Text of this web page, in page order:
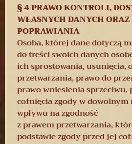
​§ 4 PRAWO KONTROLI,
WŁASNYCH DANYCH
POPRAWIANIA
Osoba, której dane dotyczą
do treści swoich danych
ich sprostowania, usunięcia,
przetwarzania, prawo do
prawo wniesienia sprzeciwu,
cofnięcia zgody w dowolnym
wpływu na zgodność
z prawem przetwarzania,
podstawie zgody przed jej